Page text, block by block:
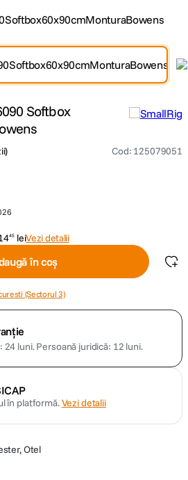
Softbox
) Cod: 125079051
45 leiVezi detalii
în coș
(Sectorul 3)
24 luni.Persoană juridică: 12 luni.
în platformă.Vezi detalii
Otel